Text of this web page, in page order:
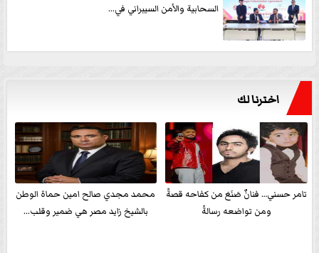
السحابية والأمن السيبراني في...
اخترنا لك
تامر حسني… فنانٌ صَنَعَ من كفاحه قصةً
ومن تواضعه رسالةً
محمد مجدي صالح امين حماة الوطن
بالشيخ زايد مصر هي ضمير وقلب...